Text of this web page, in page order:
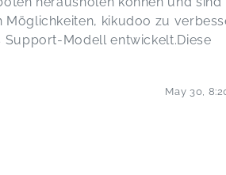
kikudoo zu
Support-Modell entwickelt.Diese
May 30